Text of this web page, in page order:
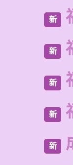
新
新
新
新
新